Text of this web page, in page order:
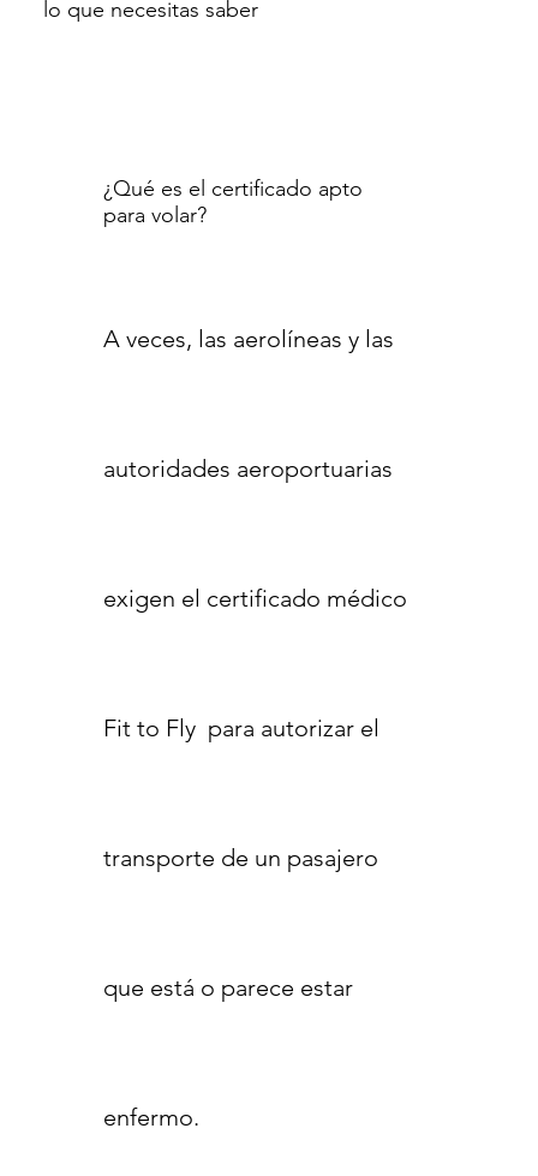
lo que necesitas saber
¿Qué es el certificado apto
para volar?
A veces, las aerolíneas y las
autoridades aeroportuarias
exigen el certificado médico
Fit to Fly para autorizar el
transporte de un pasajero
que está o parece estar
enfermo.